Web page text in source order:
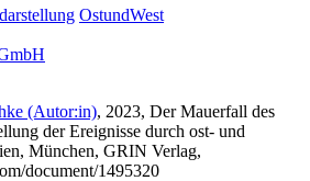
darstellung OstundWest
(Autor:in), 2023, Der Mauerfall des
der Ereignisse durch ost- und
München, GRIN Verlag,
document/1495320